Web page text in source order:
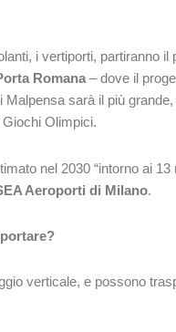
i vertiporti, partiranno
Romana – dove il
Malpensa sarà il più
Olimpici.
nel 2030 “intorno ai
Aeroporti di Milano.
verticale, e possono